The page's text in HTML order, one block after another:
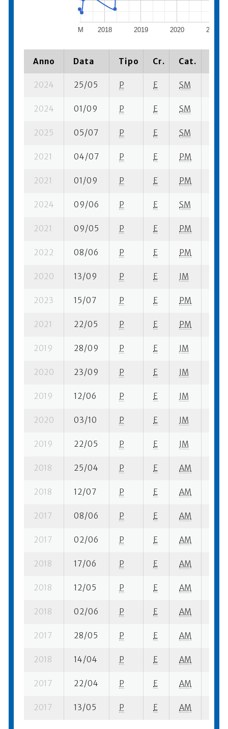
2018 2019 2020 2021
M
Anno Data Tipo Cr. Cat.
2024 25/05 P E SM
2024 01/09 P E SM
2025 05/07 P E SM
2021 04/07 P E PM
2021 01/09 P E PM
2024 09/06 P E SM
2021 09/05 P E PM
2022 08/06 P E PM
2020 13/09 P E JM
2023 15/07 P E PM
2021 22/05 P E PM
2019 28/09 P E JM
2020 23/09 P E JM
2019 12/06 P E JM
2020 03/10 P E JM
2019 22/05 P E JM
2018 25/04 P E AM
2018 12/07 P E AM
2017 08/06 P E AM
2017 02/06 P E AM
2018 17/06 P E AM
2018 12/05 P E AM
2018 02/06 P E AM
2017 28/05 P E AM
2018 14/04 P E AM
2017 22/04 P E AM
2017 13/05 P E AM